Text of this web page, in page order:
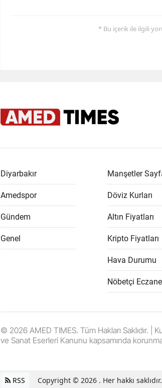
* Bu içerik ile ilgili
Diyarbakır
Amedspor
Gündem
Genel
Manşetler
Döviz Kurları
Altın Fiyatları
Kripto Fiyatları
Hava Durumu
Nöbetçi
© 2026 AMED TIMES. Tüm Hakları Saklıdır. |
ve Sanat Eserleri Kanunu kapsamında
RSS Copyright © 2026 . Her hakkı saklıdır.